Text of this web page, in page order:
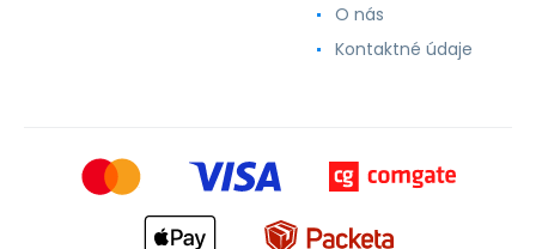
O nás
Kontaktné údaje